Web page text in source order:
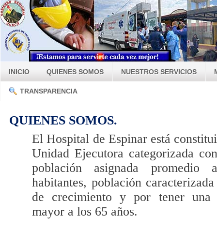
INICIO QUIENES SOMOS NUESTROS SERVICIOS
TRANSPARENCIA
QUIENES SOMOS.
El Hospital de Espinar está
Unidad Ejecutora categorizada
población asignada
habitantes, población
de crecimiento y por tener una
mayor a los 65 años.